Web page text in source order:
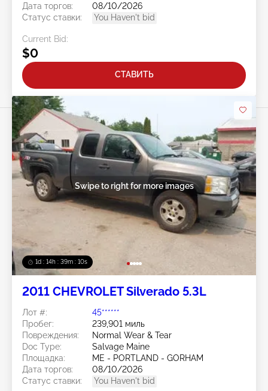
Дата торгов:
08/10/2026
Статус ставки:
You Haven't bid
Current Bid:
$0
СТАВИТЬ
1d : 14h : 39m : 07s
Swipe to right for more images
2011 CHEVROLET Silverado 5.3L
Лот #:
45******
Пробег:
239,901 миль
Повреждения:
Normal Wear & Tear
Doc Type:
Salvage Maine
Площадка:
ME - PORTLAND - GORHAM
Дата торгов:
08/10/2026
Статус ставки:
You Haven't bid